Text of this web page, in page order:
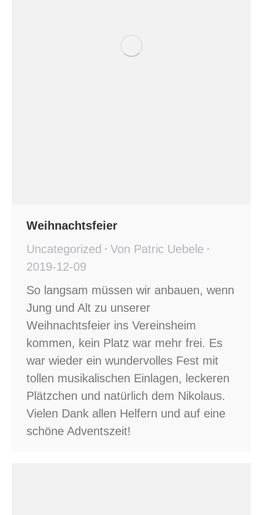
Weihnachtsfeier
Uncategorized
Von Patric Uebele
2019-12-09
So langsam müssen wir anbauen, wenn
Jung und Alt zu unserer
Weihnachtsfeier ins Vereinsheim
kommen, kein Platz war mehr frei. Es
war wieder ein wundervolles Fest mit
tollen musikalischen Einlagen, leckeren
Plätzchen und natürlich dem Nikolaus.
Vielen Dank allen Helfern und auf eine
schöne Adventszeit!